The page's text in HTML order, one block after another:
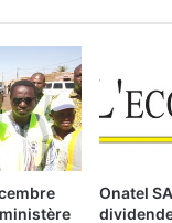
Onatel